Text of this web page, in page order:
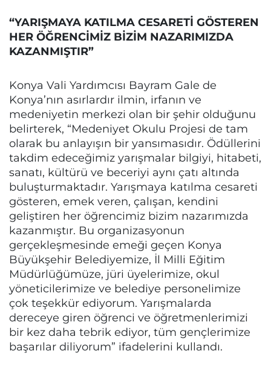
“YARIŞMAYA KATILMA CESARETİ GÖSTEREN
HER ÖĞRENCİMİZ BİZİM NAZARIMIZDA
KAZANMIŞTIR”
Konya Vali Yardımcısı Bayram Gale de
Konya’nın asırlardır ilmin, irfanın ve
medeniyetin merkezi olan bir şehir olduğunu
belirterek, “Medeniyet Okulu Projesi de tam
olarak bu anlayışın bir yansımasıdır. Ödüllerini
takdim edeceğimiz yarışmalar bilgiyi, hitabeti,
sanatı, kültürü ve beceriyi aynı çatı altında
buluşturmaktadır. Yarışmaya katılma cesareti
gösteren, emek veren, çalışan, kendini
geliştiren her öğrencimiz bizim nazarımızda
kazanmıştır. Bu organizasyonun
gerçekleşmesinde emeği geçen Konya
Büyükşehir Belediyemize, İl Milli Eğitim
Müdürlüğümüze, jüri üyelerimize, okul
yöneticilerimize ve belediye personelimize
çok teşekkür ediyorum. Yarışmalarda
dereceye giren öğrenci ve öğretmenlerimizi
bir kez daha tebrik ediyor, tüm gençlerimize
başarılar diliyorum” ifadelerini kullandı.